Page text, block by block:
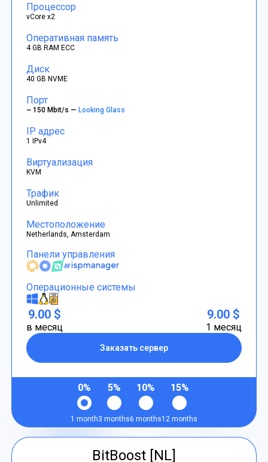
Процессор
vCore x2
Оперативная память
4 GB RAM ECC
Диск
40 GB NVME
Порт
~ 150 Mbit/s —Looking Glass
IP адрес
1 IPv4
Виртуализация
KVM
Трафик
Unlimited
Местоположение
Netherlands, Amsterdam
Панели управления
Операционные системы
9.00 $
в месяц
Заказать сервер
9.00 $
1 месяц
0%
1 month
5%
3 months
10%
6 months
15%
12 months
BitBoost [NL]